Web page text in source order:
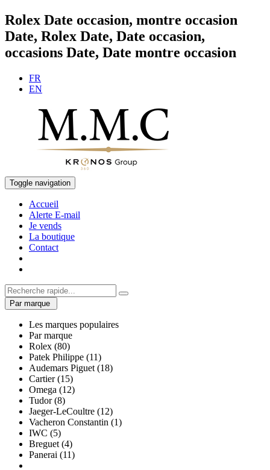
Rolex Date occasion, montre occasion
Date, Rolex Date, Date occasion,
occasions Date, Date montre occasion
FR
EN
Toggle navigation
Accueil
Alerte E-mail
Je vends
La boutique
Contact
Par marque
Les marques populaires
Par marque
Rolex (80)
Patek Philippe (11)
Audemars Piguet (18)
Cartier (15)
Omega (12)
Tudor (8)
Jaeger-LeCoultre (12)
Vacheron Constantin (1)
IWC (5)
Breguet (4)
Panerai (11)